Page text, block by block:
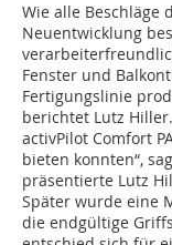
Wie alle Beschläge
Neuentwicklung
Fenster und
Fertigungslinie
berichtet Lutz
activPilot Comfort
bieten konnten“,
präsentierte Lutz
Später wurde eine
die endgültige